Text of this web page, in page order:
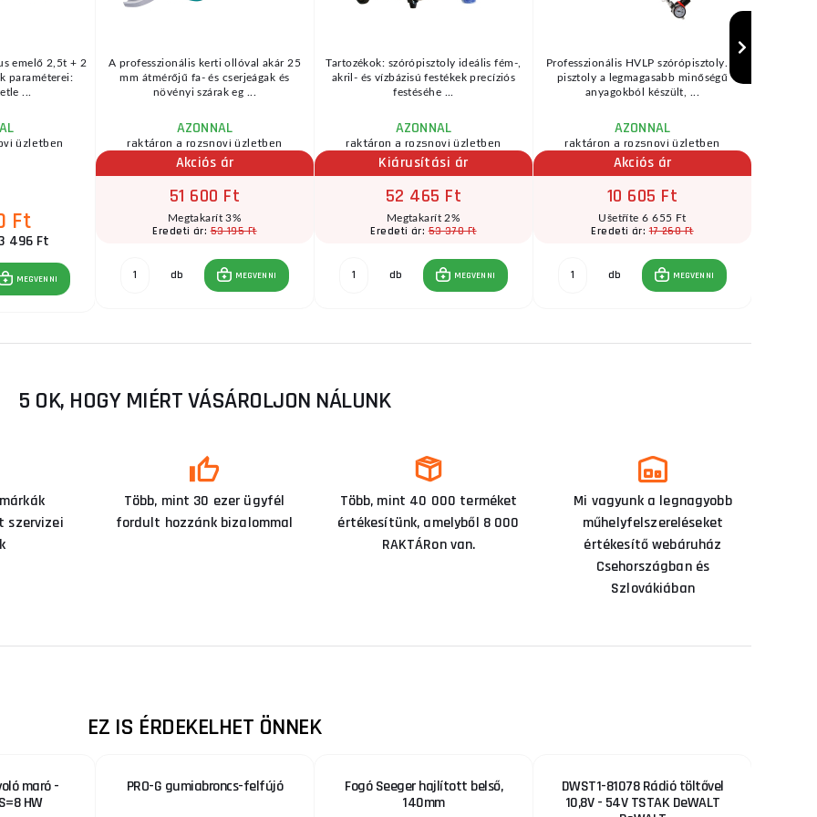
emelő 2,5t + 2
paraméterei:
...
üzletben
Ft
496 Ft
MEGVENNI
A professzionális kerti ollóval akár 25
mm átmérőjű fa- és cserjeágak és
növényi szárak eg ...
AZONNAL
raktáron a rozsnovi üzletben
Akciós ár
51 600 Ft
Megtakarít 3%
Eredeti ár:53 195 Ft
db MEGVENNI
Tartozékok: szórópisztoly ideális fém-,
akril- és vízbázisú festékek precíziós
festéséhe ...
AZONNAL
raktáron a rozsnovi üzletben
Kiárusítási ár
52 465 Ft
Megtakarít 2%
Eredeti ár:53 370 Ft
db MEGVENNI
Professzionális HVLP szórópisztoly. A
pisztoly a legmagasabb minőségű
anyagokból készült, ...
AZONNAL
raktáron a rozsnovi üzletben
Akciós ár
10 605 Ft
Ušetříte 6 655 Ft
Eredeti ár:17 260 Ft
db MEGVENNI
5 OK, HOGY MIÉRT VÁSÁROLJON NÁLUNK
szervizei
Több, mint 30 ezer ügyfél
fordult hozzánk bizalommal
Több, mint 40 000 terméket
értékesítünk, amelyből 8 000
RAKTÁRon van.
Mi vagyunk a legnagyobb
műhelyfelszereléseket
értékesítő webáruház
Csehországban és
Szlovákiában
EZ IS ÉRDEKELHET ÖNNEK
maró -
HW
PRO-G gumiabroncs-felfújó
Fogó Seeger hajlított belső,
140mm
DWST1-81078 Rádió töltővel
10,8V - 54V TSTAK DeWALT